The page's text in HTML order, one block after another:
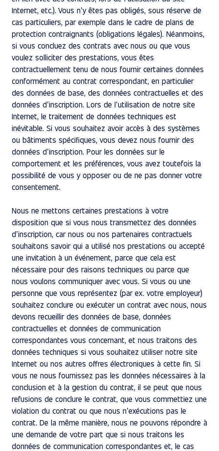
Internet, etc.). Vous n’y êtes pas obligés, sous réserve de
cas particuliers, par exemple dans le cadre de plans de
protection contraignants (obligations légales). Néanmoins,
si vous concluez des contrats avec nous ou que vous
voulez solliciter des prestations, vous êtes
contractuellement tenu de nous fournir certaines données
conformément au contrat correspondant, en particulier
des données de base, des données contractuelles et des
données d’inscription. Lors de l’utilisation de notre site
Internet, le traitement de données techniques est
inévitable. Si vous souhaitez avoir accès à des systèmes
ou bâtiments spécifiques, vous devez nous fournir des
données d’inscription. Pour les données sur le
comportement et les préférences, vous avez toutefois la
possibilité de vous y opposer ou de ne pas donner votre
consentement.
Nous ne mettons certaines prestations à votre
disposition que si vous nous transmettez des données
d’inscription, car nous ou nos partenaires contractuels
souhaitons savoir qui a utilisé nos prestations ou accepté
une invitation à un événement, parce que cela est
nécessaire pour des raisons techniques ou parce que
nous voulons communiquer avec vous. Si vous ou une
personne que vous représentez (par ex. votre employeur)
souhaitez conclure ou exécuter un contrat avec nous, nous
devons recueillir des données de base, données
contractuelles et données de communication
correspondantes vous concernant, et nous traitons des
données techniques si vous souhaitez utiliser notre site
Internet ou nos autres offres électroniques à cette fin. Si
vous ne nous fournissez pas les données nécessaires à la
conclusion et à la gestion du contrat, il se peut que nous
refusions de conclure le contrat, que vous commettiez une
violation du contrat ou que nous n’exécutions pas le
contrat. De la même manière, nous ne pouvons répondre à
une demande de votre part que si nous traitons les
données de communication correspondantes et, le cas